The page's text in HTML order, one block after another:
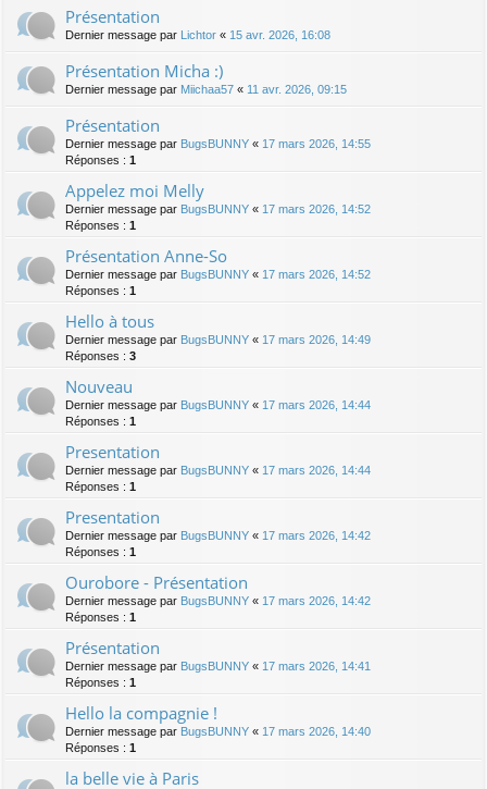
Présentation
Dernier message par Lichtor « 15 avr. 2026, 16:08
Présentation Micha :)
Dernier message par Miichaa57 « 11 avr. 2026, 09:15
Présentation
Dernier message par BugsBUNNY « 17 mars 2026, 14:55
Réponses : 1
Appelez moi Melly
Dernier message par BugsBUNNY « 17 mars 2026, 14:52
Réponses : 1
Présentation Anne-So
Dernier message par BugsBUNNY « 17 mars 2026, 14:52
Réponses : 1
Hello à tous
Dernier message par BugsBUNNY « 17 mars 2026, 14:49
Réponses : 3
Nouveau
Dernier message par BugsBUNNY « 17 mars 2026, 14:44
Réponses : 1
Presentation
Dernier message par BugsBUNNY « 17 mars 2026, 14:44
Réponses : 1
Presentation
Dernier message par BugsBUNNY « 17 mars 2026, 14:42
Réponses : 1
Ourobore - Présentation
Dernier message par BugsBUNNY « 17 mars 2026, 14:42
Réponses : 1
Présentation
Dernier message par BugsBUNNY « 17 mars 2026, 14:41
Réponses : 1
Hello la compagnie !
Dernier message par BugsBUNNY « 17 mars 2026, 14:40
Réponses : 1
la belle vie à Paris